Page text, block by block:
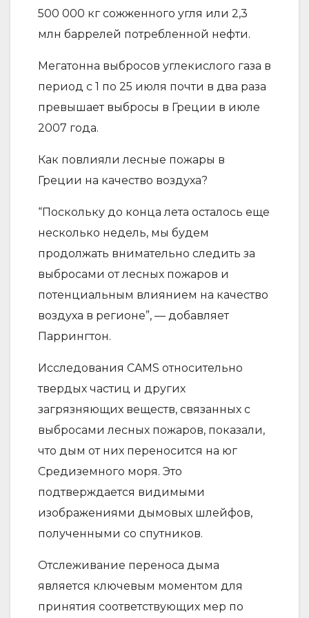
500 000 кг сожженного угля или 2,3
млн баррелей потребленной нефти.
Мегатонна выбросов углекислого газа в
период с 1 по 25 июля почти в два раза
превышает выбросы в Греции в июле
2007 года.
Как повлияли лесные пожары в
Греции на качество воздуха?
“Поскольку до конца лета осталось еще
несколько недель, мы будем
продолжать внимательно следить за
выбросами от лесных пожаров и
потенциальным влиянием на качество
воздуха в регионе”, — добавляет
Паррингтон.
Исследования CAMS относительно
твердых частиц и других
загрязняющих веществ, связанных с
выбросами лесных пожаров, показали,
что дым от них переносится на юг
Средиземного моря. Это
подтверждается видимыми
изображениями дымовых шлейфов,
полученными со спутников.
Отслеживание переноса дыма
является ключевым моментом для
принятия соответствующих мер по